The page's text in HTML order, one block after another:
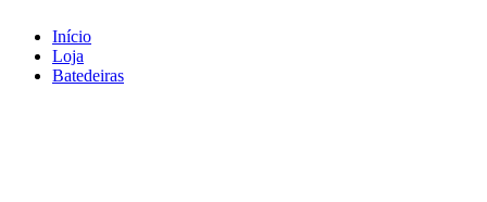
Início
Loja
Batedeiras